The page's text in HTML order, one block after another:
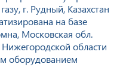
г. Рудный, Казахстан
на базе
Московская обл.
области
оборудованием